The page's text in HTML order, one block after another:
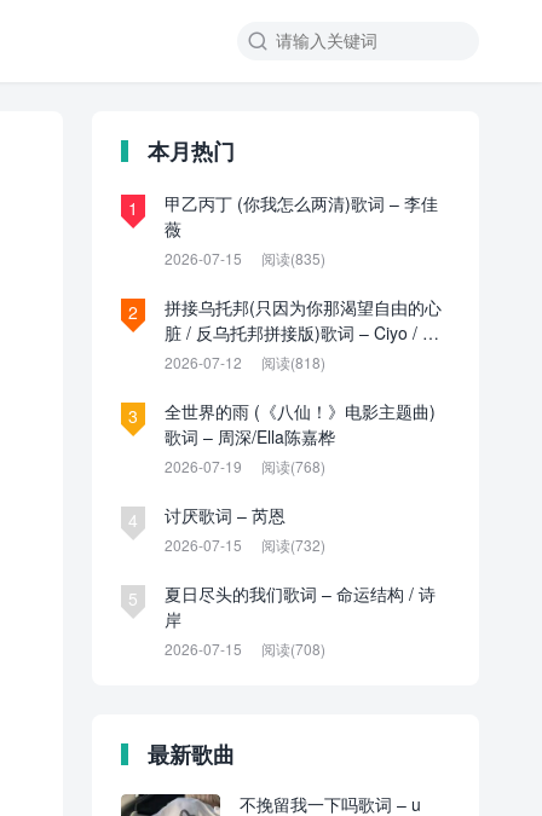

本月热门
1
甲乙丙丁 (你我怎么两清)歌词 – 李佳
薇
2026-07-15 阅读(835)
2
拼接乌托邦(只因为你那渴望自由的心
脏 / 反乌托邦拼接版)歌词 – Ciyo / 见
过夏天P / 乌托邦P
2026-07-12 阅读(818)
3
全世界的雨 (《八仙！》电影主题曲)
歌词 – 周深/Ella陈嘉桦
2026-07-19 阅读(768)
4 讨厌歌词 – 芮恩
2026-07-15 阅读(732)
5
夏日尽头的我们歌词 – 命运结构 / 诗
岸
2026-07-15 阅读(708)
最新歌曲
不挽留我一下吗歌词 – u